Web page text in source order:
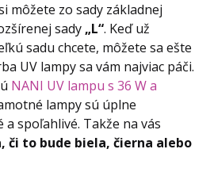
môžete zo sady základnej
sady „L“. Keď už
sadu chcete, môžete sa ešte
UV lampy sa vám najviac páči.
NANI UV lampu s 36 W a
lampy sú úplne
spoľahlivé. Takže na vás
či to bude biela, čierna alebo